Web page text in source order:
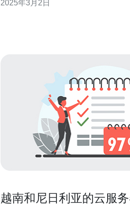
器价格的信息。 在了解越南云服务器价格之前，有几个因
2025年3月2日
越南和尼日利亚的云服